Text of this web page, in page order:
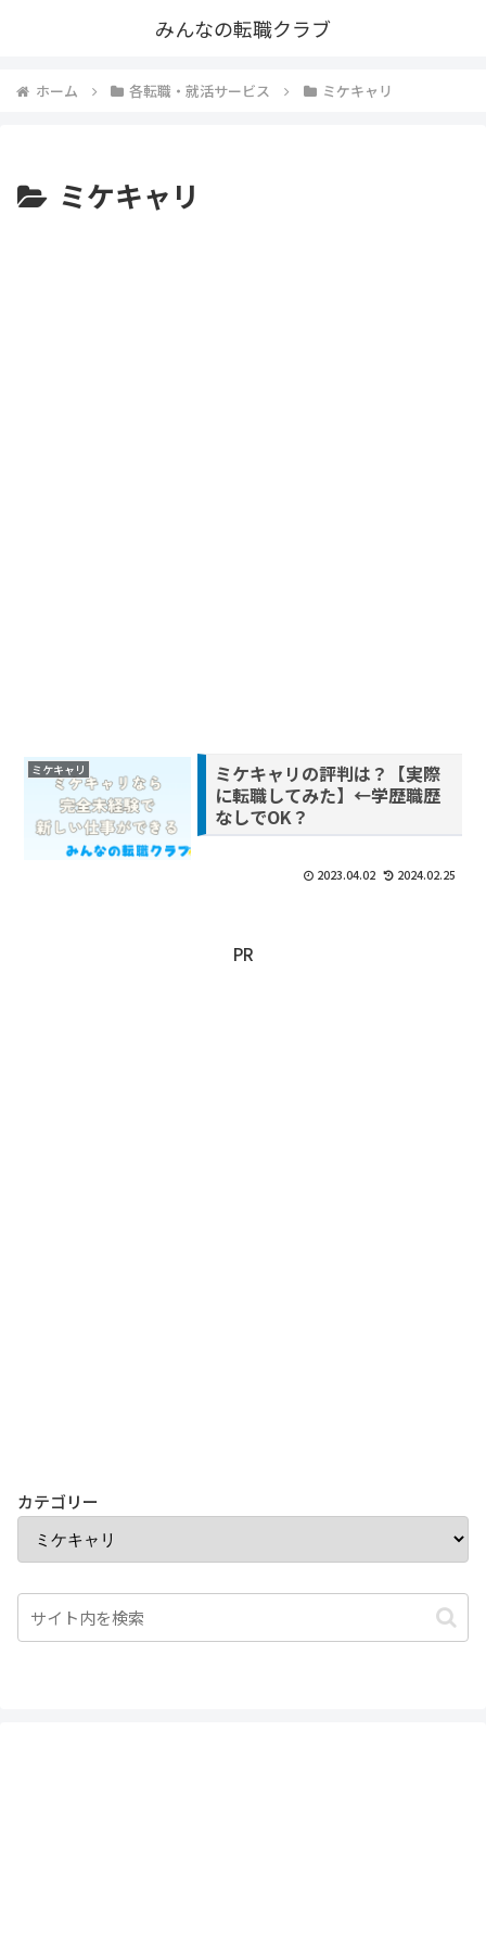
みんなの転職クラブ
ホーム 各転職・就活サービス ミケキャリ
ミケキャリ
ミケキャリ
ミケキャリの評判は？【実際
に転職してみた】←学歴職歴
なしでOK？
2023.04.02 2024.02.25
PR
カテゴリー